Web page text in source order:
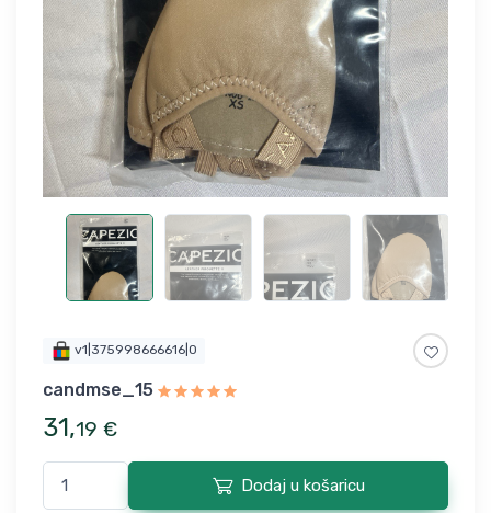
v1|375998666616|0
candmse_15
31,19 €
Dodaj u košaricu